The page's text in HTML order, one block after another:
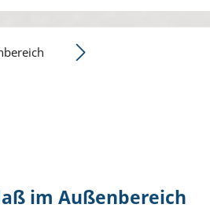
im Außenbereich